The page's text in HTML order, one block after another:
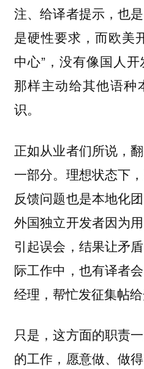
注、给译者提示，也
是硬性要求，而欧美
中心”，没有像国人
那样主动给其他语种
识。
正如从业者们所说，
一部分。理想状态下
反馈问题也是本地化
外国独立开发者因为
引起误会，结果让矛
际工作中，也有译者
经理，帮忙发征集帖给
只是，这方面的职责
的工作，愿意做、做